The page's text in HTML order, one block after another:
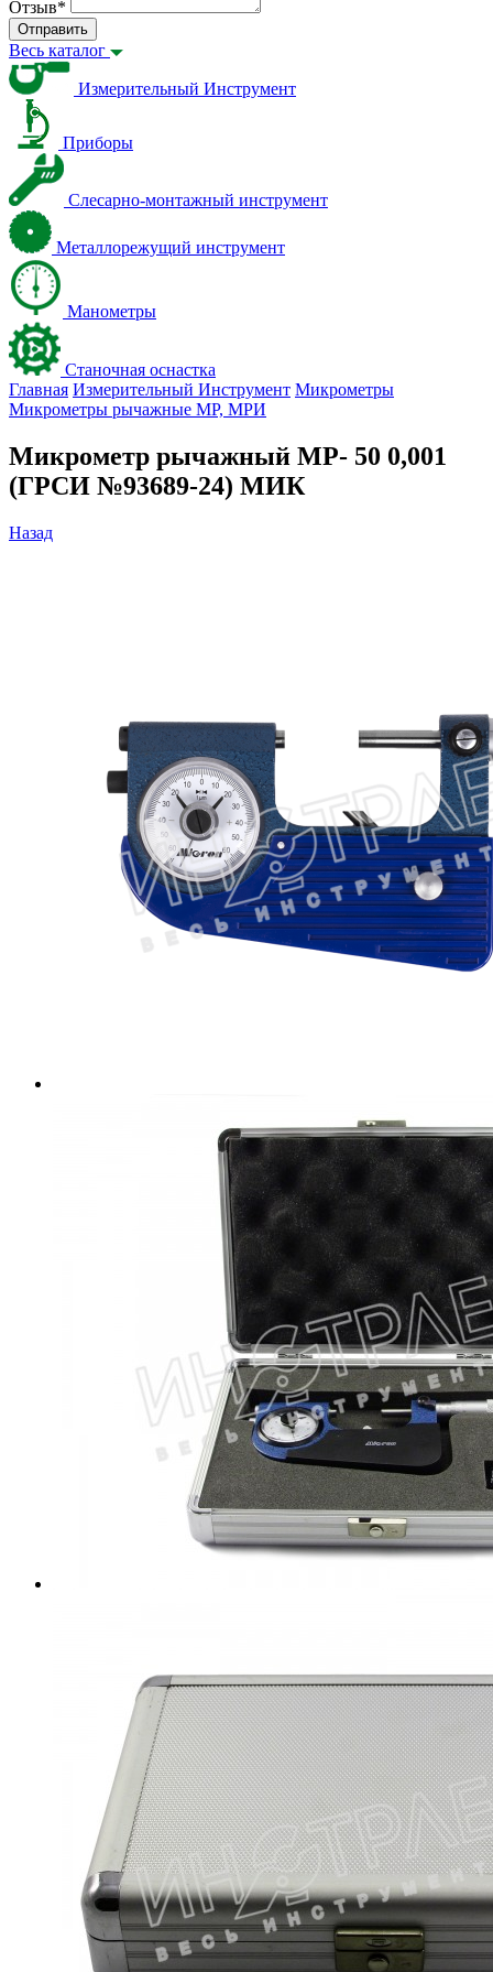
Отзыв*
Отправить
Весь каталог
Измерительный Инструмент
Приборы
Слесарно-монтажный инструмент
Металлорежущий инструмент
Манометры
Станочная оснастка
Главная Измерительный Инструмент Микрометры
Микрометры рычажные МР, МРИ
Микрометр рычажный МР- 50 0,001
(ГРСИ №93689-24) МИК
Назад